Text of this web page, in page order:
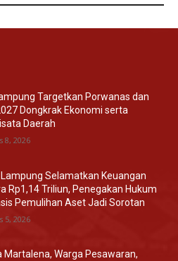
Targetkan Porwanas dan
Dongkrak Ekonomi serta
Daerah
8, 2026
Lampung Selamatkan Keuangan
Rp1,14 Triliun, Penegakan Hukum
Pemulihan Aset Jadi Sorotan
5, 2026
Martalena, Warga Pesawaran,